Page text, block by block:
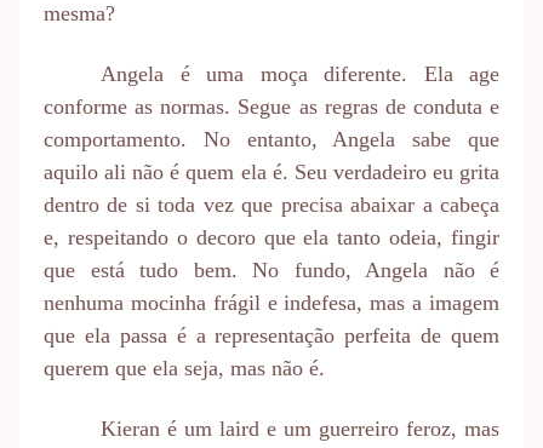
mesma?
Angela é uma moça diferente. Ela age
conforme as normas. Segue as regras de conduta e
comportamento. No entanto, Angela sabe que
aquilo ali não é quem ela é. Seu verdadeiro eu grita
dentro de si toda vez que precisa abaixar a cabeça
e, respeitando o decoro que ela tanto odeia, fingir
que está tudo bem. No fundo, Angela não é
nenhuma mocinha frágil e indefesa, mas a imagem
que ela passa é a representação perfeita de quem
querem que ela seja, mas não é.
Kieran é um laird e um guerreiro feroz, mas